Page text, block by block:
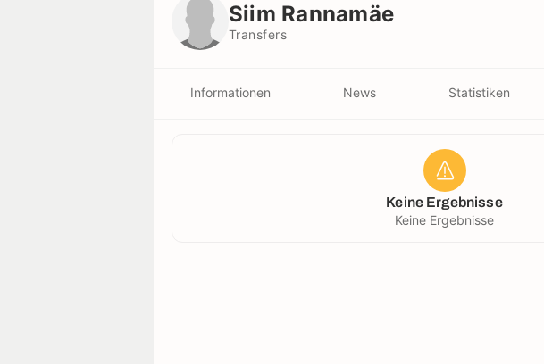
Siim Rannamäe
Transfers
Informationen News Statistiken
Keine Ergebnisse
Keine Ergebnisse